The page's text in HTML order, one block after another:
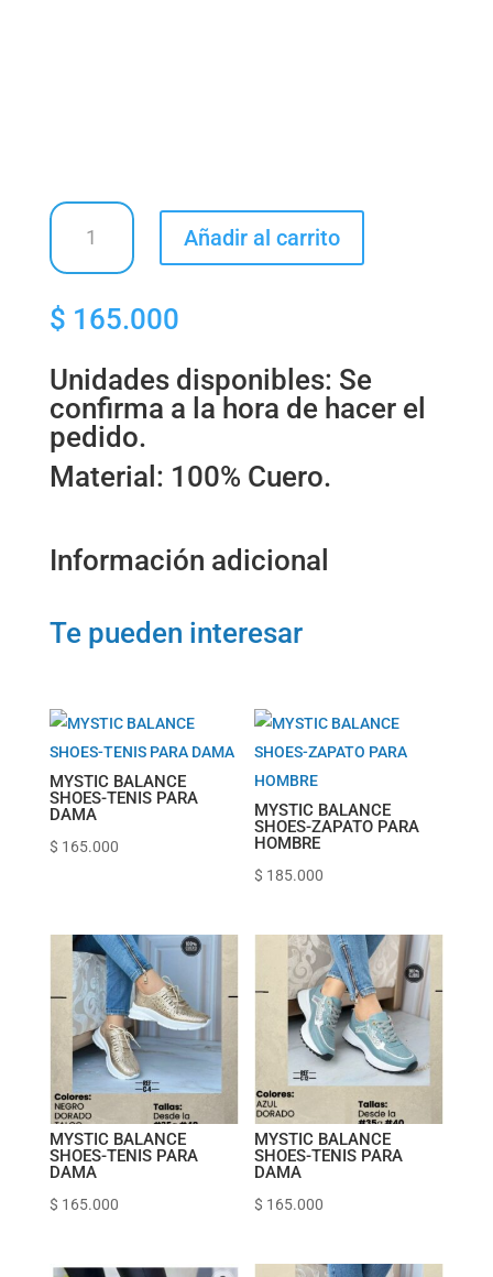
MYSTIC
BALANCE
SHOES-
PARA
cantidad
Añadir al carrito
$ 165.000
Unidades disponibles: Se
confirma a la hora de hacer el
pedido.
Material: 100% Cuero.
Información adicional
Te pueden interesar
MYSTIC BALANCE
SHOES-TENIS PARA
DAMA
$ 165.000
MYSTIC BALANCE
SHOES-ZAPATO PARA
HOMBRE
$ 185.000
MYSTIC BALANCE
SHOES-TENIS PARA
DAMA
$ 165.000
MYSTIC BALANCE
SHOES-TENIS PARA
DAMA
$ 165.000